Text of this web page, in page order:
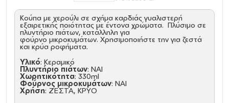
Κούπα με χερούλι σε σχήμα καρδιάς γυαλιστερή
εξαιρετικής ποιότητας με έντονα χρώματα. Πλύσιμο σε
πλυντήριο πιάτων, κατάλληλη για
φούρνο μικροκυμάτων. Χρησιμοποιήστε την για ζεστά
και κρύα ροφήματα.
Υλικό: Κεραμικό
Πλυντήριο πιάτων: ΝΑΙ
Χωρητικότητα: 330ml
Φούρνος μικροκυμάτων: ΝΑΙ
Χρήση: ΖΕΣΤΑ, ΚΡΥΟ